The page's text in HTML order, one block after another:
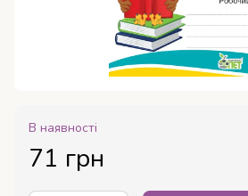
В наявності
71 грн